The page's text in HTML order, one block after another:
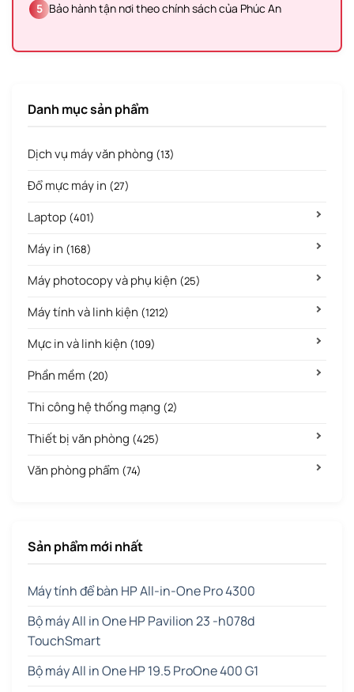
5 Bảo hành tận nơi theo chính sách của Phúc An
Danh mục sản phẩm
Dịch vụ máy văn phòng (13)
Đổ mực máy in (27)
Laptop (401)
Máy in (168)
Máy photocopy và phụ kiện (25)
Máy tính và linh kiện (1212)
Mực in và linh kiện (109)
Phần mềm (20)
Thi công hệ thống mạng (2)
Thiết bị văn phòng (425)
Văn phòng phẩm (74)
Sản phẩm mới nhất
Máy tính để bàn HP All-in-One Pro 4300
Bộ máy All in One HP Pavilion 23 -h078d
TouchSmart
Bộ máy All in One HP 19.5 ProOne 400 G1